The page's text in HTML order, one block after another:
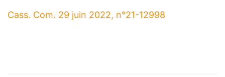
Cass. Com. 29 juin 2022, n°21-12998